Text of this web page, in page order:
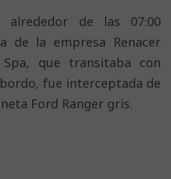
alrededor de las 07:00
de la empresa Renacer
Spa, que transitaba con
fue interceptada de
Ford Ranger gris.